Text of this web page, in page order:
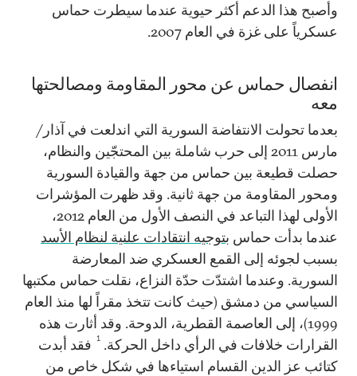
وأصبح هذا الدعم أكثر حيوية عندما سيطرت حماس
عسكرياً على غزة في العام 2007.
انفصال حماس عن محور المقاومة ومصالحتها
معه
بعدما تحولت الانتفاضة السورية التي اندلعت في آذار/
مارس 2011 إلى حرب شاملة بين المحتجّين والنظام،
حصلت قطيعة بين حماس من جهة والقيادة السورية
ومحور المقاومة من جهة ثانية. وقد ظهرت المؤشرات
الأولى لهذا التباعد في النصف الأول من العام 2012،
عندما بدأت حماس بتوجيه انتقادات علنية لنظام الأسد
بسبب لجوئه إلى القمع العسكري ضد المعارضة
السورية. وعندما اشتدّت حدّة النزاع، نقلت حماس مكتبها
السياسي من دمشق (حيث كانت تتخذ مقراً لها منذ العام
1999)، إلى العاصمة القطرية، الدوحة. وقد أثارت هذه
القرارات خلافات في الرأي داخل الحركة. 1 فقد أبدت
كتائب عز الدين القسام استياءها في شكل خاص من